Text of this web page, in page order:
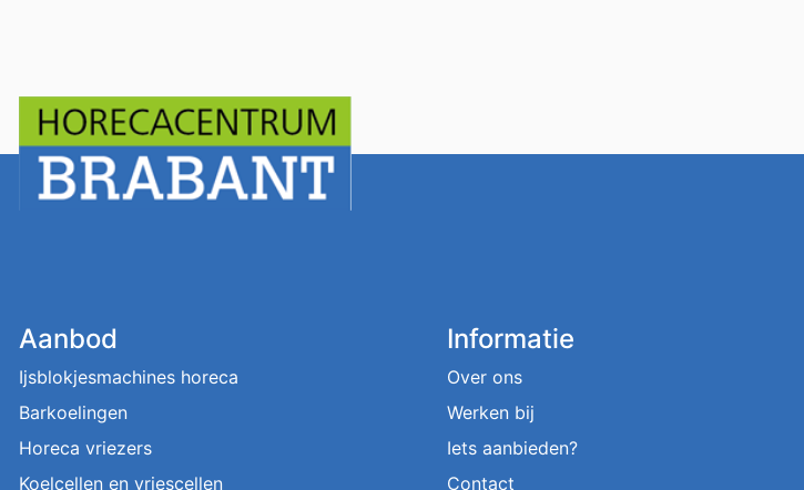
Aanbod
Ijsblokjesmachines horeca
Barkoelingen
Horeca vriezers
Koelcellen en vriescellen
Informatie
Over ons
Werken bij
Iets aanbieden?
Contact